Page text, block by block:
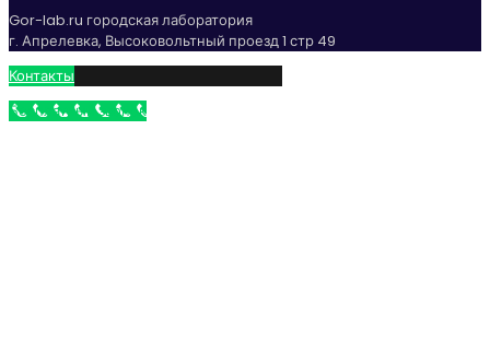
Gor-lab.ru городская лаборатория
г. Апрелевка, Высоковольтный проезд 1 стр 49
Контакты
Бесплатный звонок